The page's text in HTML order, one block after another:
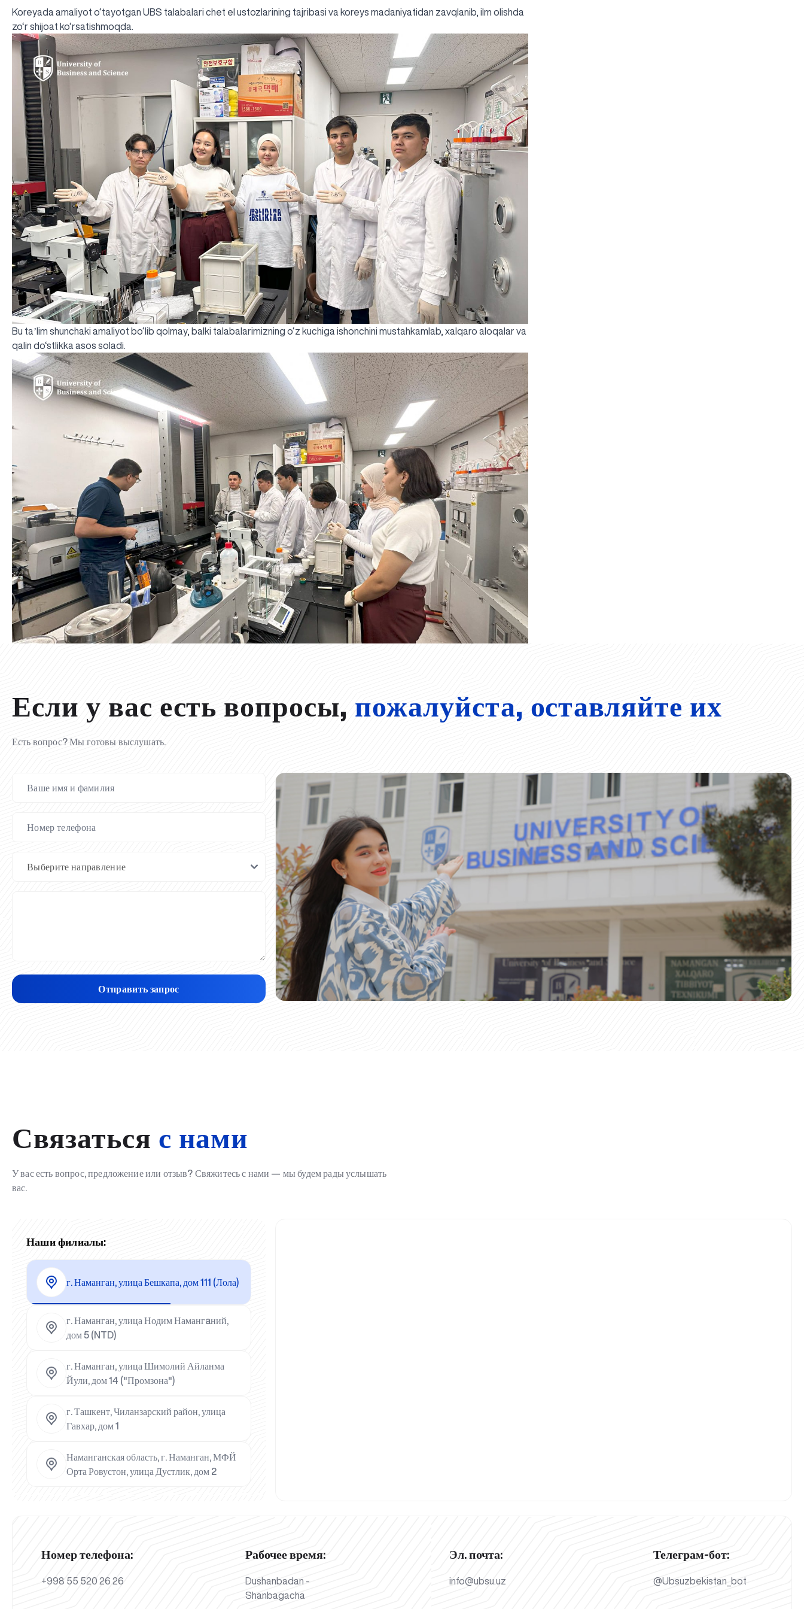
Koreyada amaliyot o‘tayotgan UBS talabalari chet el ustozlarining tajribasi va koreys madaniyatidan zavqlanib, ilm olishda
zo‘r shijoat ko‘rsatishmoqda.
Bu taʼlim shunchaki amaliyot bo‘lib qolmay, balki talabalarimizning o‘z kuchiga ishonchini mustahkamlab, xalqaro aloqalar va
qalin do‘stlikka asos soladi.
Если у вас есть вопросы, пожалуйста, оставляйте их
Есть вопрос? Мы готовы выслушать.
Отправить запрос
Связаться с нами
У вас есть вопрос, предложение или отзыв? Свяжитесь с нами — мы будем рады услышать
вас.
Наши филиалы:
г. Наманган, улица Бешкапа, дом 111 (Лола)
г. Наманган, улица Нодим Намангaний,
дом 5 (NTD)
г. Наманган, улица Шимолий Айланма
Йули, дом 14 ("Промзона")
г. Ташкент, Чиланзарский район, улица
Гавхар, дом 1
Наманганская область, г. Наманган, МФЙ
Орта Ровустон, улица Дустлик, дом 2
Номер телефона:
+998 55 520 26 26
Рабочее время:
Dushanbadan -
Shanbagacha
Эл. почта:
info@ubsu.uz
Телеграм-бот:
@Ubsuzbekistan_bot